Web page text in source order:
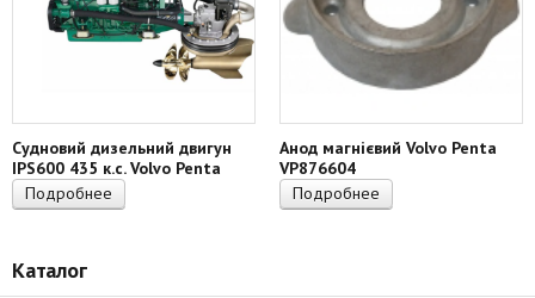
Судновий дизельний двигун
IPS600 435 к.с. Volvo Penta
Подробнее
Анод магнієвий Volvo Penta
VP876604
Подробнее
Каталог